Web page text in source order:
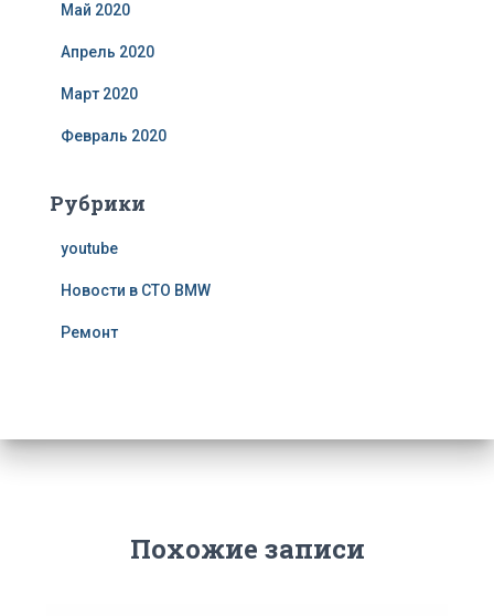
Май 2020
Апрель 2020
Март 2020
Февраль 2020
Рубрики
youtube
Новости в СТО BMW
Ремонт
Похожие записи